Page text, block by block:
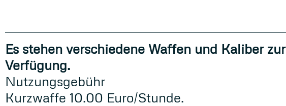
Es stehen verschiedene Waffen und Kaliber zur
Verfügung.
Nutzungsgebühr
Kurzwaffe 10.00 Euro/Stunde.